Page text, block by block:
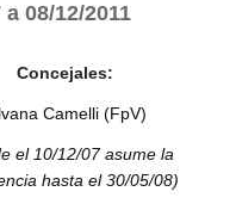
08/12/2011
Concejales:
Camelli (FpV)
el 10/12/07 asume la
hasta el 30/05/08)